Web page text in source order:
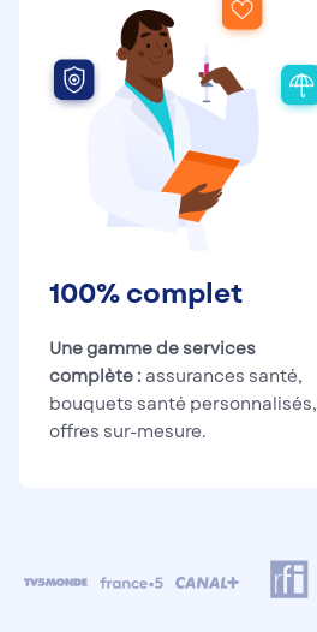
100% complet
Une gamme de services
complète : assurances santé,
bouquets santé personnalisés,
offres sur-mesure.